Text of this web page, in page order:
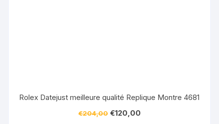
Rolex Datejust meilleure qualité Replique Montre 4681
€204,00 €120,00